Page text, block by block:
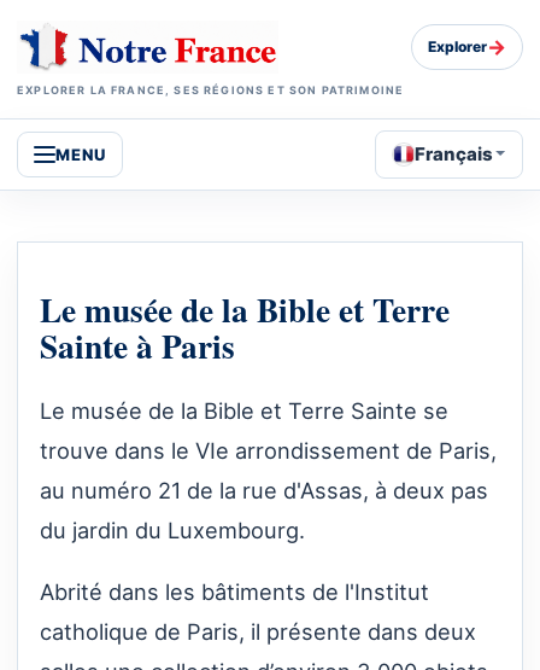
EXPLORER LA FRANCE, SES RÉGIONS ET SON PATRIMOINE
Explorer→
MENU Français
Le musée de la Bible et Terre
Sainte à Paris
Le musée de la Bible et Terre Sainte se
trouve dans le VIe arrondissement de Paris,
au numéro 21 de la rue d'Assas, à deux pas
du jardin du Luxembourg.
Abrité dans les bâtiments de l'Institut
catholique de Paris, il présente dans deux